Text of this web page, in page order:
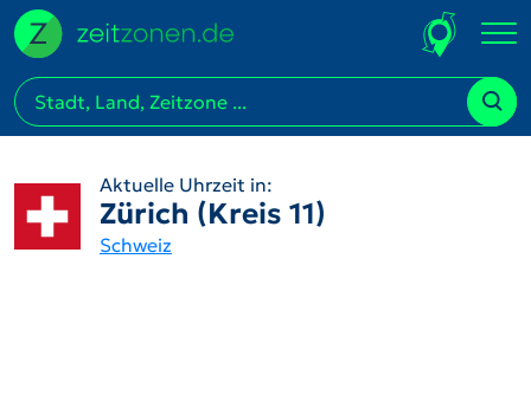
Aktuelle Uhrzeit in:
Zürich (Kreis 11)
Schweiz